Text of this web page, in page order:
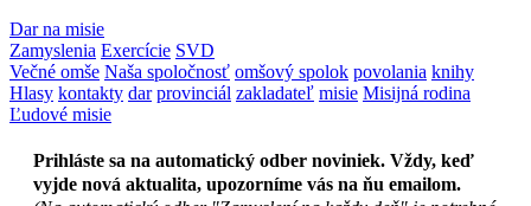
Dar na misie
Zamyslenia Exercície SVD
Večné omše Naša spoločnosť omšový spolok povolania knihy
Hlasy kontakty dar provinciál zakladateľ misie Misijná rodina
Ľudové misie
Prihláste sa na automatický odber noviniek. Vždy, keď
vyjde nová aktualita, upozorníme vás na ňu emailom.